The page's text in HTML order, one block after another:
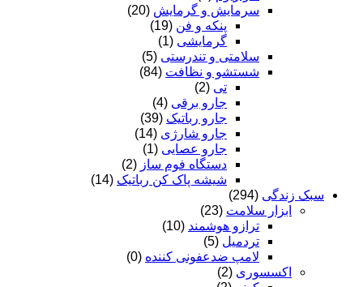
سرمایش و گرمایش (20)
پنکه و فن (19)
گرمایشی (1)
سلامتی و تندرستی (5)
شستشو و نظافت (84)
تی (2)
جارو برقی (4)
جارو رباتیک (39)
جارو شارژی (14)
جارو عصایی (1)
دستگاه فوم ساز (2)
شیشه پاک کن رباتیک (14)
سبک زندگی (294)
ابزار سلامت (23)
ترازو هوشمند (10)
تردمیل (5)
لامپ ضدعفونی کننده (0)
اکسسوری (2)